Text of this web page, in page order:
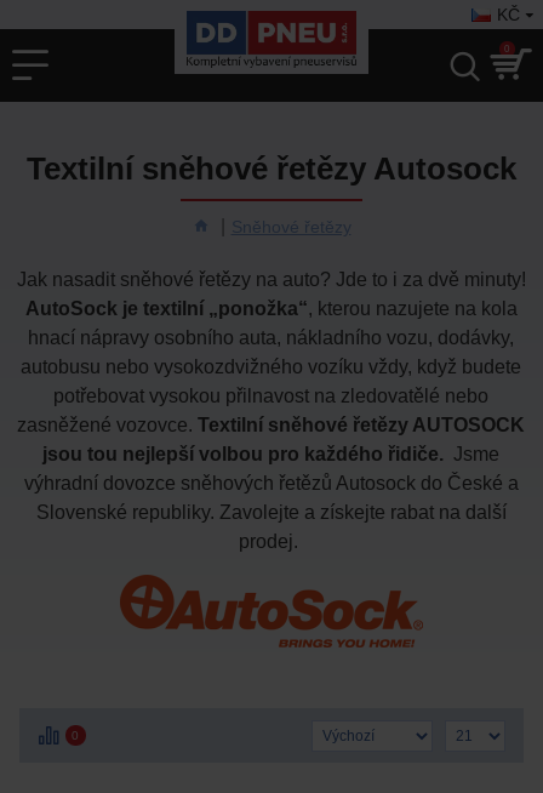
KČ
0
Sněhové řetězy
Textilní sněhové řetězy Autosock
Jak nasadit sněhové řetězy na auto? Jde to i za dvě minuty!
AutoSock je textilní „ponožka“, kterou nazujete na kola
hnací nápravy osobního auta, nákladního vozu, dodávky,
autobusu nebo vysokozdvižného vozíku vždy, když budete
potřebovat vysokou přilnavost na zledovatělé nebo
zasněžené vozovce. Textilní sněhové řetězy AUTOSOCK
jsou tou nejlepší volbou pro každého řidiče.Jsme
výhradní dovozce sněhových řetězů Autosock do České a
Slovenské republiky. Zavolejte a získejte rabat na další
prodej.
0